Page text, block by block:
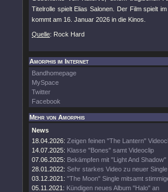
Titelrolle spielt Elias Salonen. Der Film spielt
kommt am 16. Januar 2026 in die Kinos.
Quelle: Rock Hard
Amorphis im Internet
Bandhomepage
MySpace
Twitter
Facebook
Mehr von Amorphis
News
18.04.2026: Zeigen feinen "The Lantern"
14.07.2025: Klasse "Bones" samt Videoclip
07.06.2025: Bekämpfen mit "Light And
28.01.2022: Sehr starkes Video zu neuer Single
03.12.2021: "The Moon" Single mitsamt
05.11.2021: Kündigen neues Album "Halo" an